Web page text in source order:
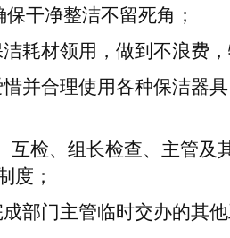
干净整洁不留死角；
耗材领用，做到不浪费
并合理使用各种保洁器
互检、组长检查、主管及
度；
成部门主管临时交办的其